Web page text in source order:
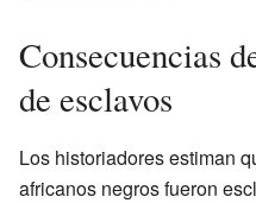
Consecuencias
de esclavos
Los historiadores estiman
africanos negros fueron